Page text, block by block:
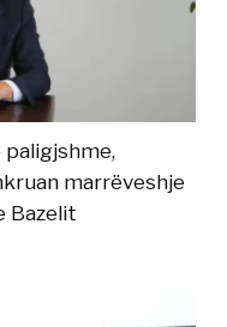
marrëveshje
Bazelit